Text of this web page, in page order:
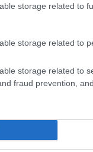
storage related to
storage related to
storage related to
fraud prevention,
üzemeltetője semmilyen felelősséget